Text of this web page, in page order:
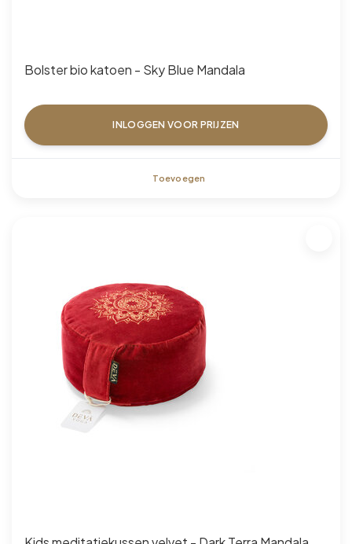
Bolster bio katoen - Sky Blue Mandala
INLOGGEN VOOR PRIJZEN
Toevoegen